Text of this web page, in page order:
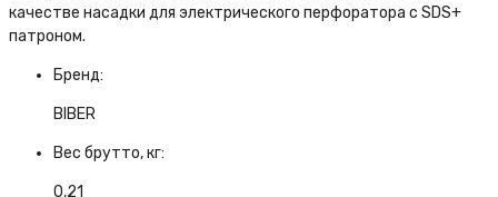
качестве насадки для электрического перфоратора с SDS+
патроном.
Бренд:
BIBER
Вес брутто, кг:
0,21